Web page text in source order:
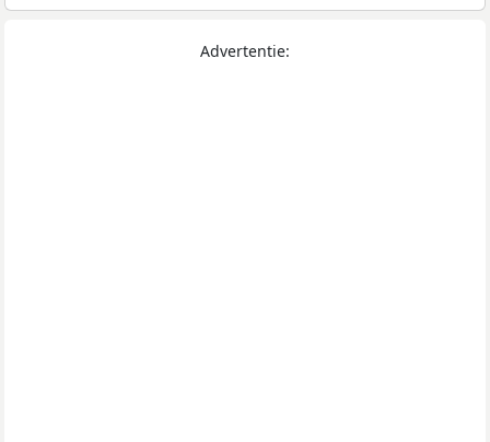
Advertentie: